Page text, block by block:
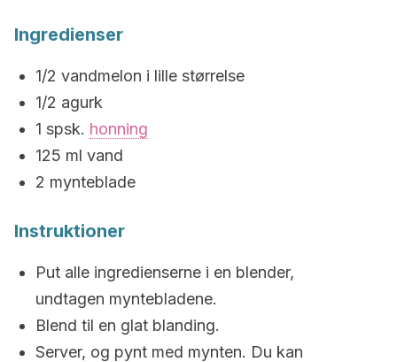
Ingredienser
1/2 vandmelon i lille størrelse
1/2 agurk
1 spsk. honning
125 ml vand
2 mynteblade
Instruktioner
Put alle ingredienserne i en blender,
undtagen myntebladene.
Blend til en glat blanding.
Server, og pynt med mynten. Du kan